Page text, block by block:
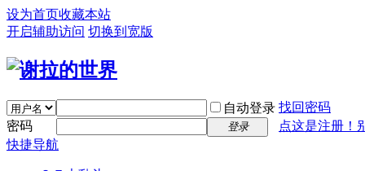
设为首页收藏本站
开启辅助访问 切换到宽版
自动登录 找回密码
密码
登录
点这是注册！
快捷导航